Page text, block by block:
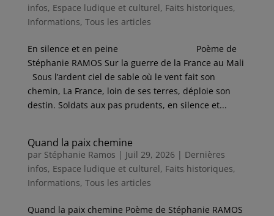
infos, Espace ludique et culturel, Faits historiques,
Informations, Tous les articles
En silence et en peine Poème de
Stéphanie RAMOS Sur la guerre de la France au Mali
Sous l’ardent ciel de sable où le vent fait son
chemin, La France, loin de ses terres, déploie son
destin. Soldats aux pas prudents, en silence et...
Quand la paix chemine
par Stéphanie Ramos | Juil 29, 2026 | Dernières
infos, Espace ludique et culturel, Faits historiques,
Informations, Tous les articles
Quand la paix chemine Poème de Stéphanie RAMOS